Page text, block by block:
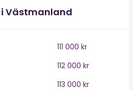
Västmanland
111 000 kr
112 000 kr
113 000 kr